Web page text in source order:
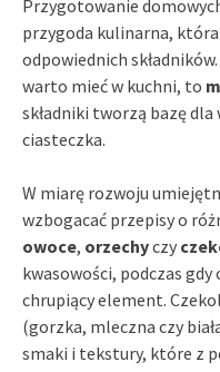
Przygotowanie
przygoda kulinarna,
odpowiednich
warto mieć w kuchni, to
składniki tworzą bazę
ciasteczka.
W miarę rozwoju
wzbogacać przepisy o
owoce, orzechyczy
kwasowości, podczas
chrupiący element.
(gorzka, mleczna czy
smaki i tekstury, które z